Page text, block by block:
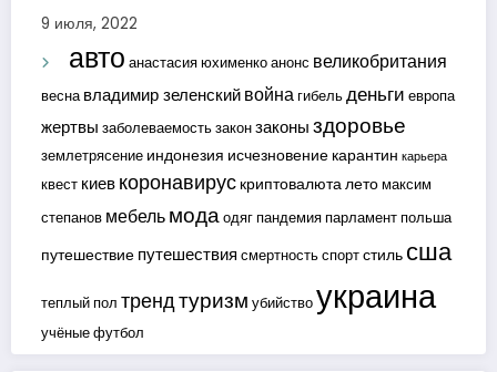
9 июля, 2022
авто анастасия юхименкоанонс великобритания
весна владимир зеленскийвойнагибельденьги европа
жертвы заболеваемостьзаконзаконыздоровье
землетрясение индонезия исчезновение карантин карьера
квест киевкоронавирус криптовалюталетомаксим
степанов мебельмодаодягпандемияпарламентпольша
путешествие путешествия смертностьспортстиль сша
теплый пол трендтуризм убийствоукраина
учёныефутбол